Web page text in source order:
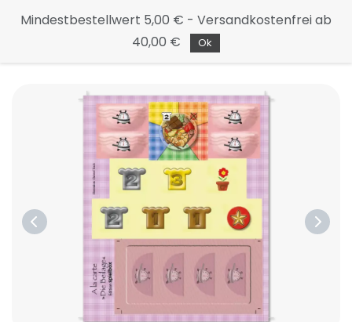
to the
Mindestbestellwert 5,00 € - Versandkostenfrei ab
40,00 €
Ok